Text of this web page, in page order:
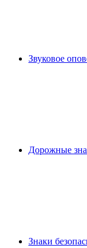
Звуковое
Дорожные
Знаки